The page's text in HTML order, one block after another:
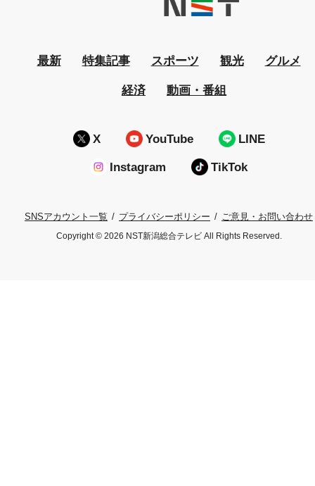
最新 特集記事 スポーツ 観光 グルメ
経済 動画・番組
X YouTube LINE
Instagram TikTok
SNSアカウント一覧 プライバシーポリシー ご意見・お問い合わせ
Copyright © 2026 NST新潟総合テレビ All Rights Reserved.